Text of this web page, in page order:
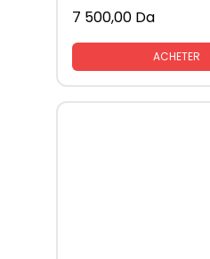
7 500,00 Da
ACHETER